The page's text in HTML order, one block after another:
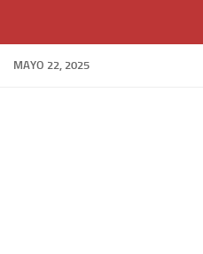
MAYO 22, 2025